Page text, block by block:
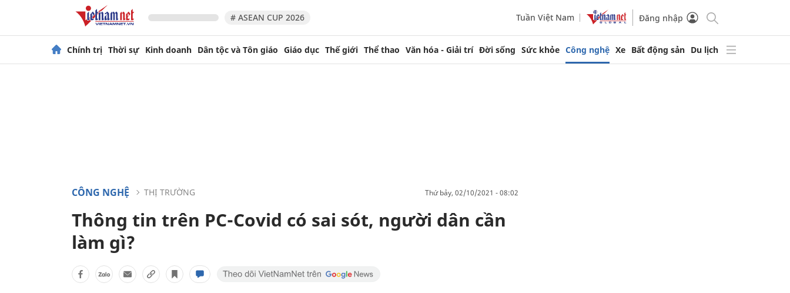
# ASEAN CUP 2026 Tuần Việt Nam Đăng nhập
Chính trị Thời sự Kinh doanh Dân tộc và Tôn giáo Giáo dục Thế giới Thể thao Văn hóa - Giải trí Đời sống Sức khỏe Công nghệ Xe Bất động sản Du lịch
CÔNG NGHỆ THỊ TRƯỜNG thứ bảy, 02/10/2021 - 08:02
Thông tin trên PC-Covid có sai sót, người dân cần
làm gì?